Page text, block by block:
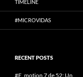
TIMELINE
#MICROVIDAS
RECENT POSTS
#E_motion 7 de 52: Un